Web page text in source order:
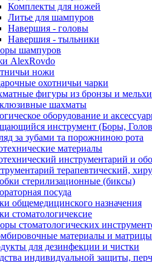
Комплекты для ножей
Литье для шампуров
Навершия - головы
Навершия - тыльники
шампуров
AlexRovdo
ножи
охотничьи чарки
фигуры из бронзы и
шахматы
оборудование и
инструмент (Боры,
за зубами та порожниною рота
материалы
инструментарий и
терапевтический,
стерилизационные (биксы)
посуда
общемедицинского назначения
стоматологичексие
стоматологических
материалы и
для дезинфекции и чистки
индивидуальной защиты,